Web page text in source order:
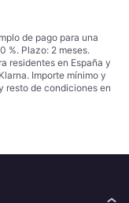
de pago para una
%. Plazo: 2 meses.
residentes en España y
Importe mínimo y
resto de condiciones en